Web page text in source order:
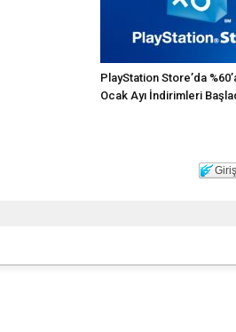
PlayStation Store’da
Ocak Ayı İndirimleri